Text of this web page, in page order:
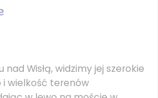
Wisłą, widzimy jej szerokie
wielkość terenów